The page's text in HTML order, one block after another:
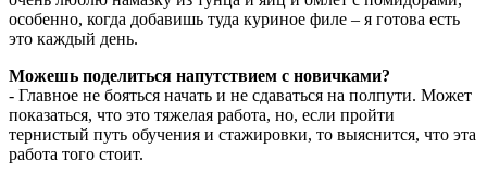
особенно, когда добавишь туда куриное филе – я готова есть
это каждый день.
Можешь поделиться напутствием с новичками?
- Главное не бояться начать и не сдаваться на полпути. Может
показаться, что это тяжелая работа, но, если пройти
тернистый путь обучения и стажировки, то выяснится, что эта
работа того стоит.